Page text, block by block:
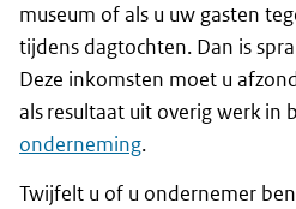
museum of als u uw gasten
tijdens dagtochten. Dan is
Deze inkomsten moet u
als resultaat uit overig werk in
onderneming.
Twijfelt u of u ondernemer